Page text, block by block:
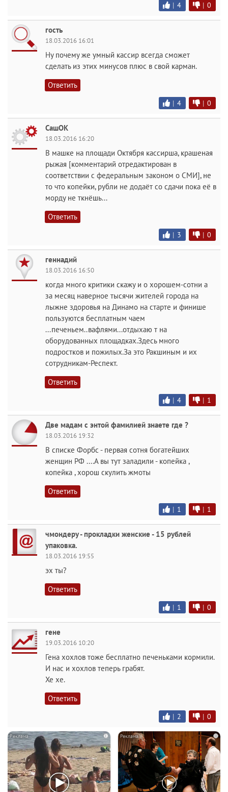
| 4 | 0
гость
18.03.2016 16:01
Ну почему же умный кассир всегда сможет
сделать из этих минусов плюс в свой карман.
Ответить
| 4 | 0
СашОК
18.03.2016 16:20
В машке на площади Октября кассирша, крашеная
рыжая [комментарий отредактирован в
соответствии с федеральным законом о СМИ], не
то что копейки, рубли не додаёт со сдачи пока её в
морду не ткнёшь...
Ответить
| 3 | 0
геннадий
18.03.2016 16:50
когда много критики скажу и о хорошем-сотни а
за месяц наверное тысячи жителей города на
лыжне здоровья на Динамо на старте и финише
пользуются бесплатным чаем
...печеньем..вафлями...отдыхаю т на
оборудованных площадках.Здесь много
подростков и пожилых.За это Ракшиным и их
сотрудникам-Респект.
Ответить
| 4 | 1
Две мадам с энтой фамилией знаете где ?
18.03.2016 19:32
В списке Форбс - первая сотня богатейших
женщин РФ ....А вы тут заладили - копейка ,
копейка , хорош скулить жмоты
Ответить
| 1 | 1
чмондеру - прокладки женские - 15 рублей
упаковка.
18.03.2016 19:55
эх ты?
Ответить
| 1 | 0
гене
19.03.2016 10:20
Гена хохлов тоже бесплатно печеньками кормили.
И нас и хохлов теперь грабят.
Хе хе.
Ответить
| 2 | 0
i i